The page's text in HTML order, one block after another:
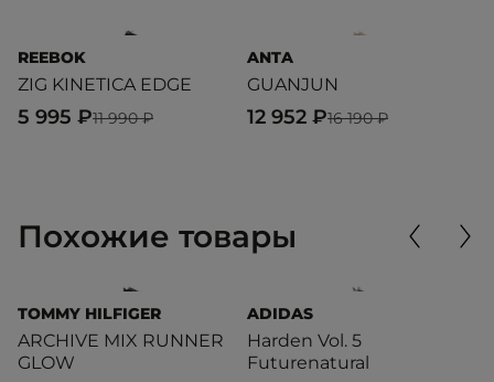
REEBOK
ZIG KINETICA EDGE
11 990 ₽
5 995 ₽
ANTA
GUANJUN
16 190 ₽
12 952 ₽
Похожие товары
TOMMY HILFIGER
ARCHIVE MIX RUNNER
GLOW
ADIDAS
Harden Vol. 5
Futurenatural